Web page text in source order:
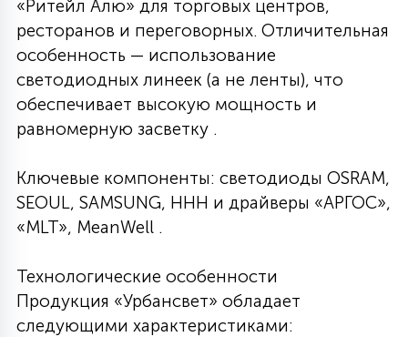
«Ритейл Алю» для торговых центров,
ресторанов и переговорных. Отличительная
особенность — использование
светодиодных линеек (а не ленты), что
обеспечивает высокую мощность и
равномерную засветку .
Ключевые компоненты: светодиоды OSRAM,
SEOUL, SAMSUNG, HHH и драйверы «АРГОС»,
«MLT», MeanWell .
Технологические особенности
Продукция «Урбансвет» обладает
следующими характеристиками: